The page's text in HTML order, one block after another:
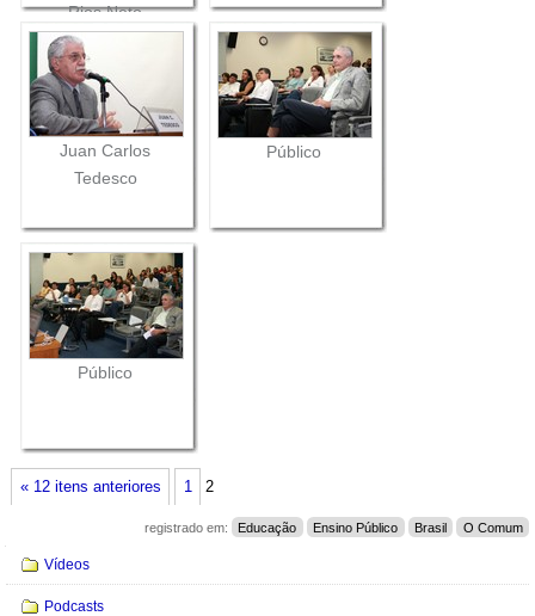
Rios Neto
Juan Carlos
Tedesco
Público
Público
« 12 itens anteriores 1 2
registrado em: Educação Ensino Público Brasil O Comum
Navegação
Vídeos
Podcasts